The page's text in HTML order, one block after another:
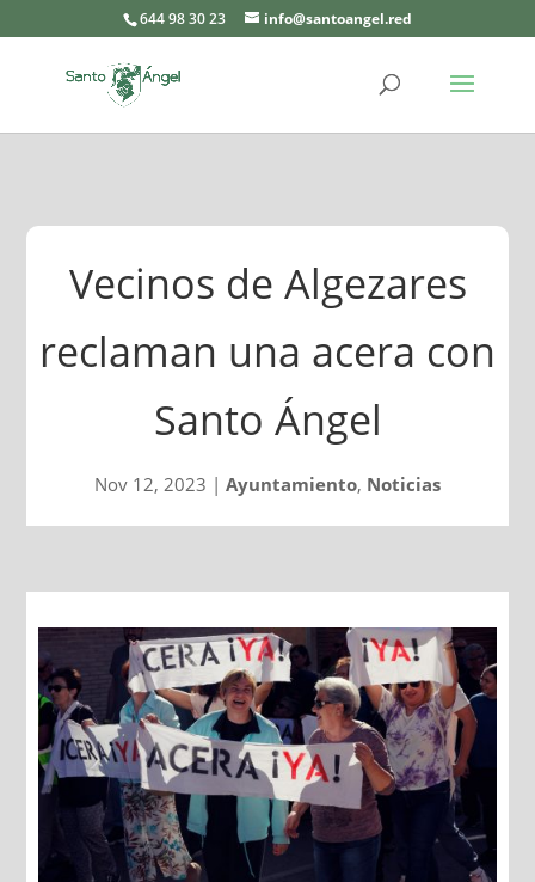
644 98 30 23 info@santoangel.red
Vecinos de Algezares
reclaman una acera con
Santo Ángel
Nov 12, 2023 | Ayuntamiento, Noticias